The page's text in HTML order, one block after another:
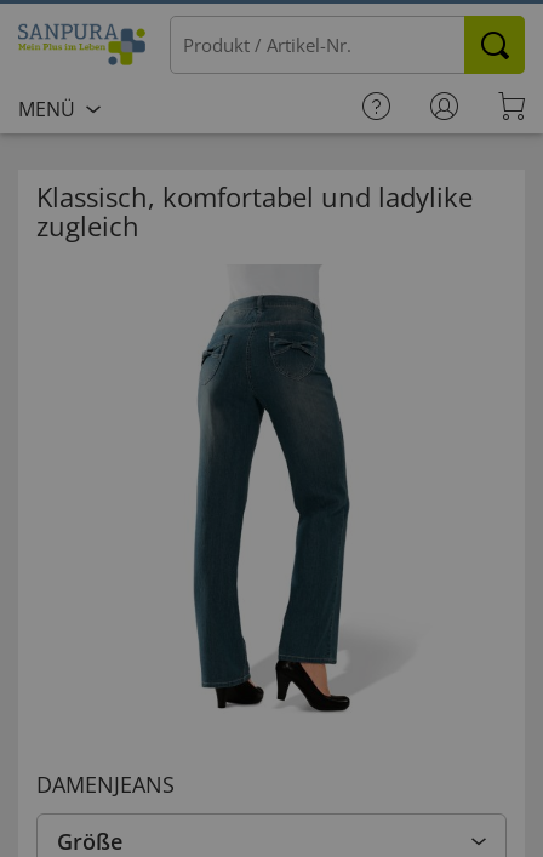
MENÜ
Klassisch, komfortabel und ladylike
zugleich
DAMENJEANS
Größe